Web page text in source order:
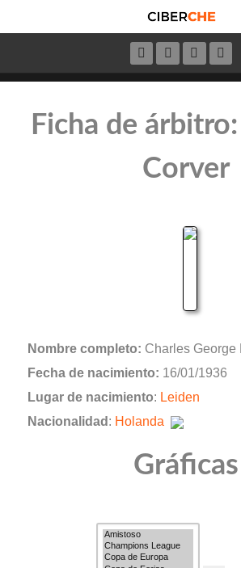
Ficha de
Corver
Nombre completo: Charles George
Fecha de nacimiento: 16/01/1936
Lugar de nacimiento: Leiden
Nacionalidad : Holanda
Gráficas